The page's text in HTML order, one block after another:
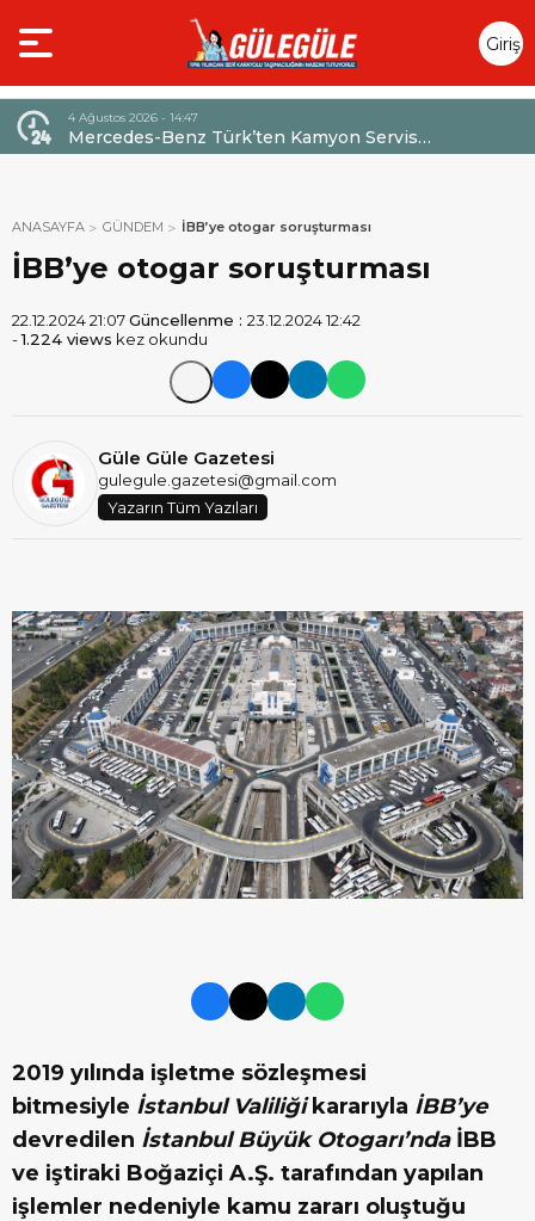
Giriş
Yap
4 Ağustos 2026 - 14:47
Mercedes-Benz Türk’ten Kamyon Servis
Sözleşmelerinde 36 Aya Varan Taksit İmkânı
ANASAYFA GÜNDEM İBB’ye otogar soruşturması
İBB’ye otogar soruşturması
22.12.2024 21:07Güncellenme : 23.12.2024 12:42
-1.224 views kez okundu
Güle Güle Gazetesi
gulegule.gazetesi@gmail.com
Yazarın Tüm Yazıları
2019 yılında işletme sözleşmesi
bitmesiyle İstanbul Valiliğikararıyla İBB’ye
devredilen İstanbul Büyük Otogarı’ndaİBB
ve iştiraki Boğaziçi A.Ş. tarafından yapılan
işlemler nedeniyle kamu zararı oluştuğu